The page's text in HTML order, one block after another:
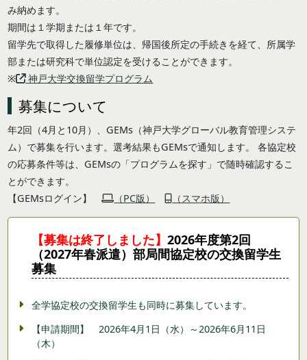
み納めます。
期間は１学期または１年です。
留学先で取得した履修単位は、帰国後所定の手続きを経て、所属学
部または研究科で単位認定を受けることができます。
※
神戸大学交換留学プログラム
募集について
年2回（4月と10月）、GEMs（神戸大学グローバル教育管理システ
ム）で募集を行います。選考結果もGEMsで通知します。 各協定校
の応募条件等は、GEMsの「プログラムを探す」で随時確認するこ
とができます。
【GEMsログイン】
（PC版） （スマホ版）
【募集は終了しました】 2026年度第2回
（2027年春派遣）部局間協定校の交換留学生
募集
全学協定校の交換留学生も同時に募集しています。
【申請期間】 2026年4月1日（水）～2026年6月11日
（木）